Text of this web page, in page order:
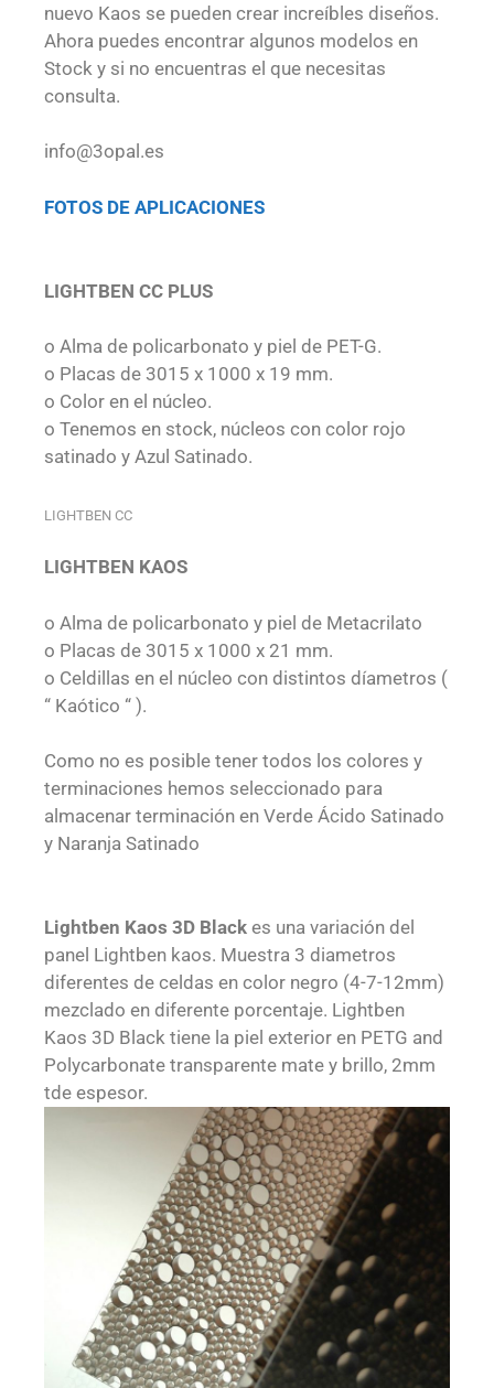
nuevo Kaos se pueden crear increíbles diseños.
Ahora puedes encontrar algunos modelos en
Stock y si no encuentras el que necesitas
consulta.
info@3opal.es
FOTOS DE APLICACIONES
LIGHTBEN CC PLUS
o Alma de policarbonato y piel de PET-G.
o Placas de 3015 x 1000 x 19 mm.
o Color en el núcleo.
o Tenemos en stock, núcleos con color rojo
satinado y Azul Satinado.
LIGHTBEN CC
LIGHTBEN KAOS
o Alma de policarbonato y piel de Metacrilato
o Placas de 3015 x 1000 x 21 mm.
o Celdillas en el núcleo con distintos díametros (
“ Kaótico “ ).
Como no es posible tener todos los colores y
terminaciones hemos seleccionado para
almacenar terminación en Verde Ácido Satinado
y Naranja Satinado
Lightben Kaos 3D Black es una variación del
panel Lightben kaos. Muestra 3 diametros
diferentes de celdas en color negro (4-7-12mm)
mezclado en diferente porcentaje. Lightben
Kaos 3D Black tiene la piel exterior en PETG and
Polycarbonate transparente mate y brillo, 2mm
tde espesor.